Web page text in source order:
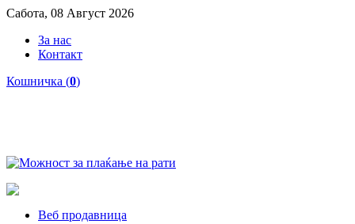
Сабота, 08 Август 2026
За нас
Контакт
Кошничка (0)
Веб продавница